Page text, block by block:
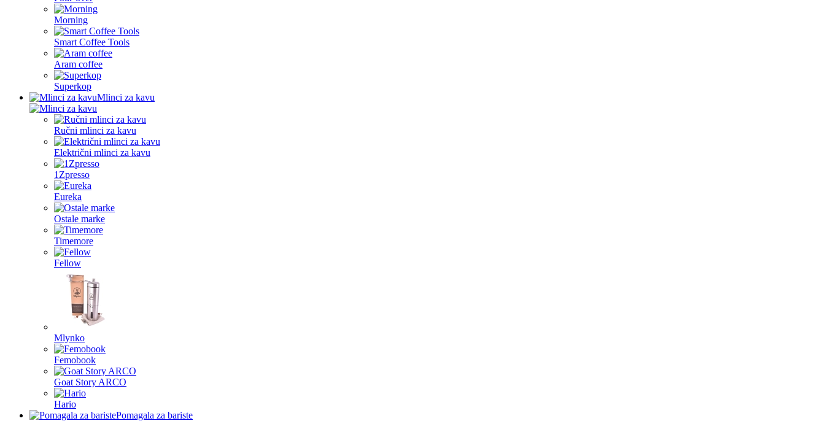
Morning
Smart Coffee Tools
Aram coffee
Superkop
Mlinci za kavu
Ručni mlinci za kavu
Električni mlinci za kavu
1Zpresso
Eureka
Ostale marke
Timemore
Fellow
Mlynko
Femobook
Goat Story ARCO
Hario
Pomagala za bariste